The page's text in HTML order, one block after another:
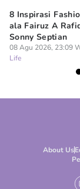
8 Inspirasi
ala Fairuz A
Sonny Septian
08 Agu 2026, 23:09
Life
About Us